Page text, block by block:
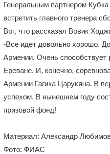
Генеральным партнером
встретить главного тренера
Вот, что рассказал Вовик
-Все идет довольно хорошо.
Армении. Очень
Ереване. И, конечно,
Армении Гагика Царукяна. В
успехом. В нынешнем году
призовой фонд!
Материал: Александр
Фото: ФИАС